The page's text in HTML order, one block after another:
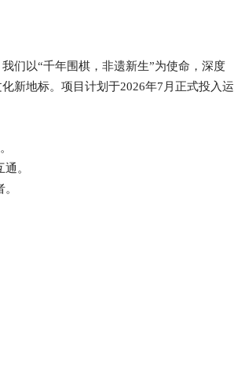
我们以“千年围棋，非遗新生”为使命，深度
新地标。项目计划于2026年7月 正式投入运
。